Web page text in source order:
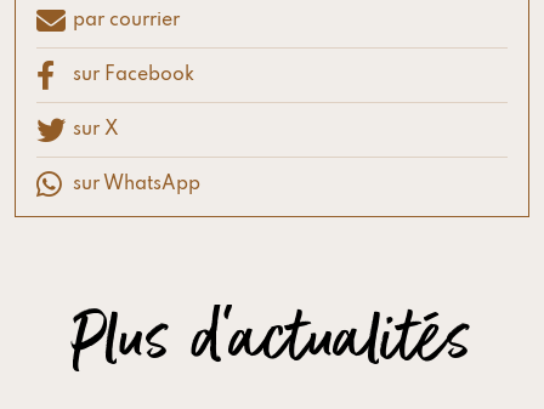
par courrier
sur Facebook
sur X
sur WhatsApp
Plus d'actualités